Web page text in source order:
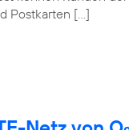
Postkarten […]